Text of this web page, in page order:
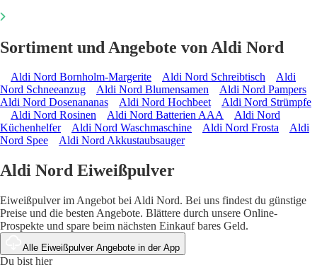
Sortiment und Angebote von Aldi Nord
Aldi Nord Bornholm-Margerite Aldi Nord Schreibtisch
Aldi
Nord Schneeanzug
Aldi Nord Blumensamen
Aldi Nord Pampers
Aldi Nord Dosenananas
Aldi Nord Hochbeet
Aldi Nord Strümpfe
Aldi Nord Rosinen
Aldi Nord Batterien AAA
Aldi Nord
Küchenhelfer
Aldi Nord Waschmaschine Aldi Nord Frosta
Aldi
Nord Spee
Aldi Nord Akkustaubsauger
Aldi Nord Eiweißpulver
Eiweißpulver im Angebot bei Aldi Nord. Bei uns findest du günstige
Preise und die besten Angebote. Blättere durch unsere Online-
Prospekte und spare beim nächsten Einkauf bares Geld.
Alle Eiweißpulver Angebote in der App
Du bist hier